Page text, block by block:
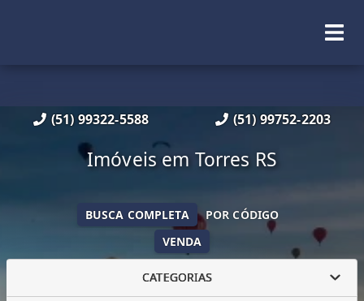
(51) 99322-5588 (51) 99752-2203
Imóveis em Torres RS
VENDA
BUSCA COMPLETA POR CÓDIGO
CATEGORIAS